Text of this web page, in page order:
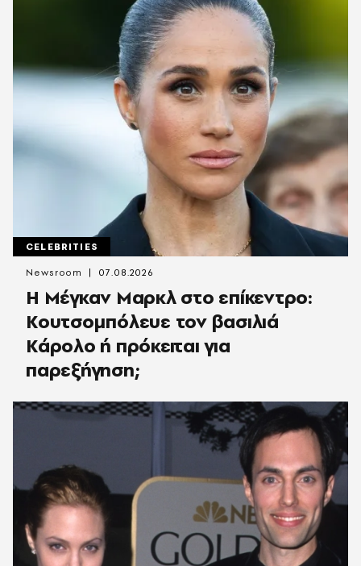
CELEBRITIES
Η Μέγκαν Μαρκλ στο επίκεντρο:
Κουτσομπόλευε τον βασιλιά
Κάρολο ή πρόκειται για
παρεξήγηση;
Newsroom 07.08.2026